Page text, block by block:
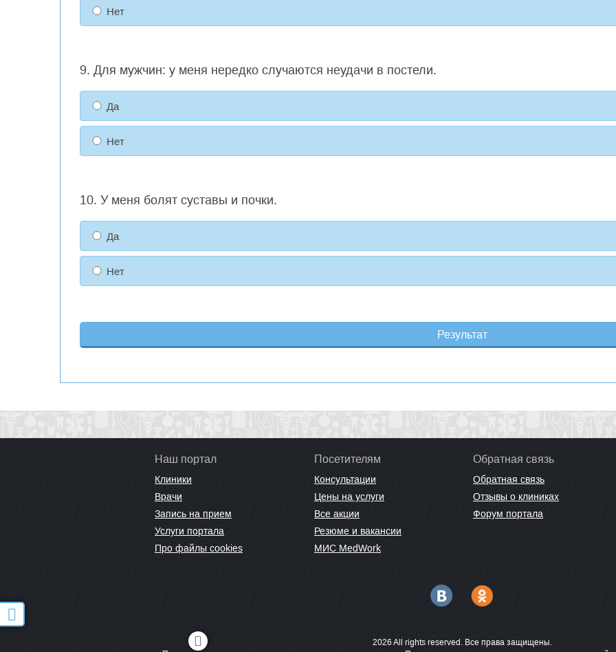
Нет
9. Для мужчин: у меня нередко случаются неудачи в постели.
Да
Нет
10. У меня болят суставы и почки.
Да
Нет
Наш портал
Клиники
Врачи
Запись на прием
Услуги портала
Про файлы cookies
Посетителям
Консультации
Цены на услуги
Все акции
Резюме и вакансии
МИС MedWork
Обратная связь
Обратная связь
Отзывы о клиниках
Форум портала
2026 All rights reserved. Все права защищены.